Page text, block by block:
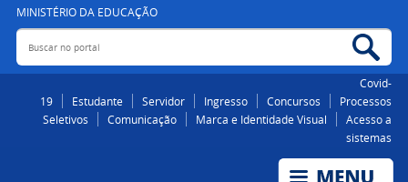
MINISTÉRIO DA EDUCAÇÃO
Buscar no portal
Covid-
19
Estudante Servidor Ingresso Concursos
Processos
Seletivos
Comunicação Marca e Identidade Visual
Acesso a
sistemas